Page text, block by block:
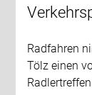
Radfahren
Tölz einen